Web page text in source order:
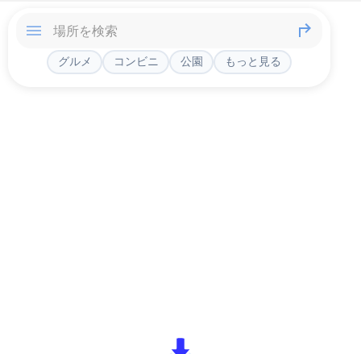
グルメ コンビニ 公園 もっと見る